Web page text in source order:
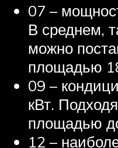
07 –
В среднем,
можно
площадью
09 –
кВт.
площадью
12 –